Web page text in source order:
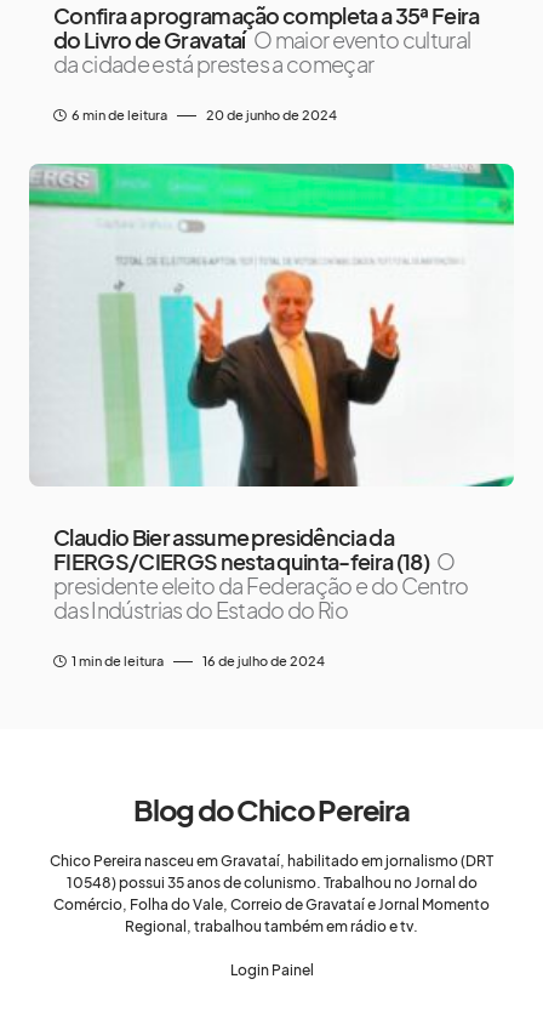
Confira a programação completa a 35ª Feira
do Livro de Gravataí O maior evento cultural
da cidade está prestes a começar
6 min de leitura 20 de junho de 2024
Claudio Bier assume presidência da
FIERGS/CIERGS nesta quinta-feira (18) O
presidente eleito da Federação e do Centro
das Indústrias do Estado do Rio
1 min de leitura 16 de julho de 2024
Blog do Chico Pereira
Chico Pereira nasceu em Gravataí, habilitado em jornalismo (DRT
10548) possui 35 anos de colunismo. Trabalhou no Jornal do
Comércio, Folha do Vale, Correio de Gravataí e Jornal Momento
Regional, trabalhou também em rádio e tv.
Login Painel